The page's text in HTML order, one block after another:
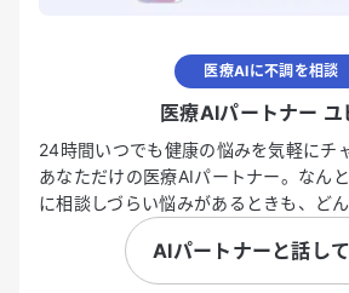
医療AIに不調を相談
医療AIパートナー ユ
24時間いつでも健康の悩みを気軽にチ
あなただけの医療AIパートナー。なん
に相談しづらい悩みがあるときも、ど
AIパートナーと話し